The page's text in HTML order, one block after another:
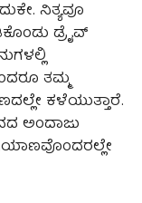
ನಿತ್ಯವೂ
ಡ್ರೈವ್
ತಮ್ಮ
ಕಳೆಯುತ್ತಾರೆ.
ಅಂದಾಜು